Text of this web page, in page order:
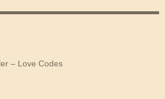
– Love Codes